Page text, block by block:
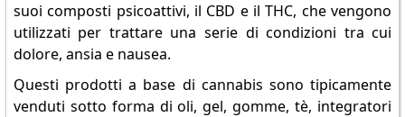
suoi composti psicoattivi, il CBD e il THC, che vengono
utilizzati per trattare una serie di condizioni tra cui
dolore, ansia e nausea.
Questi prodotti a base di cannabis sono tipicamente
venduti sotto forma di oli, gel, gomme, tè, integratori